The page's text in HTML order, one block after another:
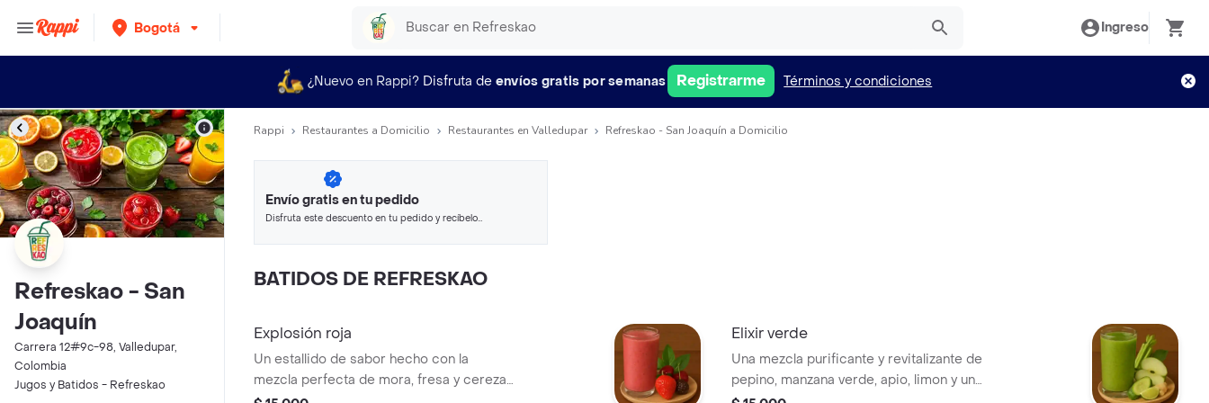
Bogotá Ingreso
¿Nuevo en Rappi? Disfruta de envíos gratis por semanas Registrarme Términos y condiciones
Refreskao - San
Joaquín
Carrera 12#9c-98, Valledupar,
Colombia
Jugos y Batidos - Refreskao
Rappi Restaurantes a Domicilio Restaurantes en Valledupar Refreskao - San Joaquín a Domicilio
Envío gratis en tu pedido
Disfruta este descuento en tu pedido y recíbelo
BATIDOS DE REFRESKAO
Explosión roja
Un estallido de sabor hecho con la
mezcla perfecta de mora, fresa y cereza.
Elixir verde
Una mezcla purificante y revitalizante de
pepino, manzana verde, apio, limon y un